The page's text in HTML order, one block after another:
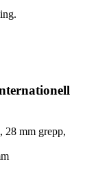
28 mm grepp,